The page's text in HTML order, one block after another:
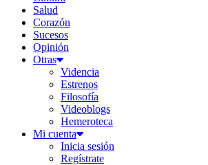
Salud
Corazón
Sucesos
Opinión
Otras
Videncia
Estrenos
Filosofía
Videoblogs
Hemeroteca
Mi cuenta
Inicia sesión
Regístrate